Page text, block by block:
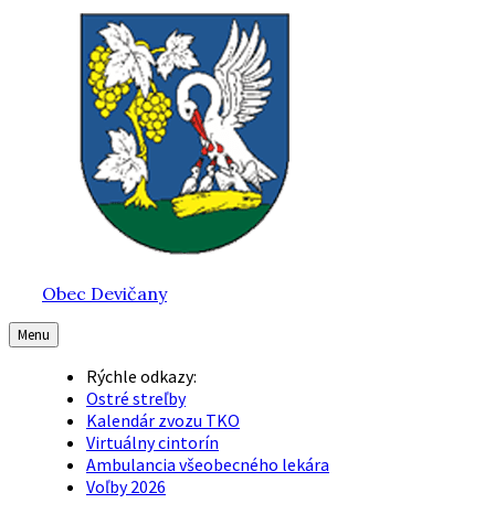
Obec Devičany
Menu
Rýchle odkazy:
Ostré streľby
Kalendár zvozu TKO
Virtuálny cintorín
Ambulancia všeobecného lekára
Voľby 2026